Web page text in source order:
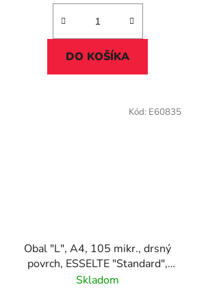
DO KOŠÍKA
Obal "L", A4, 105 mikr., drsný
povrch, ESSELTE "Standard",
zelený
Skladom
Kód: E60835